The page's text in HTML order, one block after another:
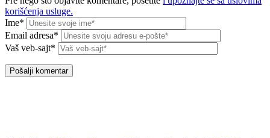
korišćenja usluge.
Ime*
Email adresa*
Vaš veb-sajt*